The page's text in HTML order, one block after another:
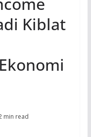
Kiblat
min read